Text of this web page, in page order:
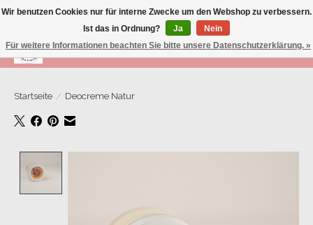
Wunschzettel
Ihr
Startseite / Deocreme Natur
Wir benutzen Cookies nur für interne Zwecke um den Webshop zu verbessern.
Ist das in Ordnung?
Ja
Nein
Für weitere Informationen beachten Sie bitte unsere Datenschutzerklärung. »